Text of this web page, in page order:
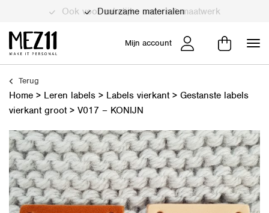
Duurzame materialen
Mijn account
Terug
Home > Leren labels > Labels vierkant> Gestanste labels
vierkant groot> V017 – KONIJN